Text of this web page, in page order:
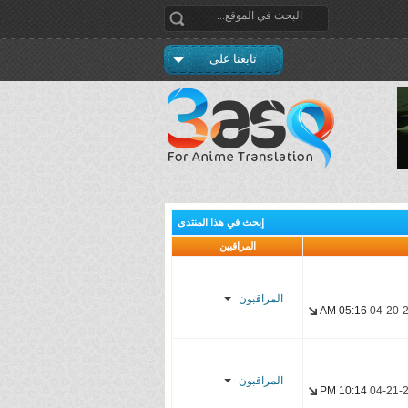
تابعنا على
إبحث في هذا المنتدى
المراقبين
04-20-
05:16 AM
المراقبون
04-21-
10:14 PM
المراقبون